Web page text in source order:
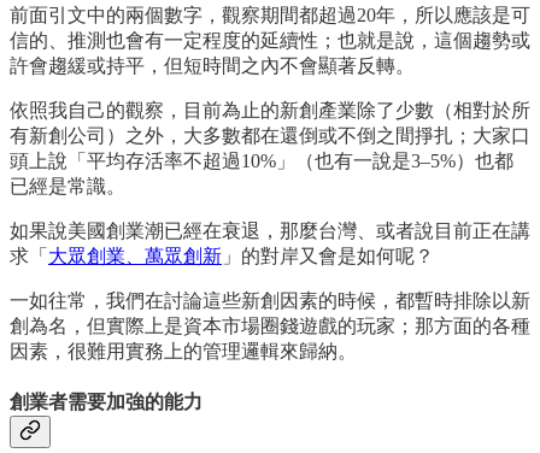
前面引文中的兩個數字，觀察期間都超過20年，所以應該是可
信的、推測也會有一定程度的延續性；也就是說，這個趨勢或
許會趨緩或持平，但短時間之內不會顯著反轉。
依照我自己的觀察，目前為止的新創產業除了少數（相對於所
有新創公司）之外，大多數都在還倒或不倒之間掙扎；大家口
頭上說「平均存活率不超過10%」（也有一說是3–5%）也都
已經是常識。
如果說美國創業潮已經在衰退，那麼台灣、或者說目前正在講
求「 大眾創業、萬眾創新 」的對岸又會是如何呢？
一如往常，我們在討論這些新創因素的時候，都暫時排除以新
創為名，但實際上是資本市場圈錢遊戲的玩家；那方面的各種
因素，很難用實務上的管理邏輯來歸納。
創業者需要加強的能力